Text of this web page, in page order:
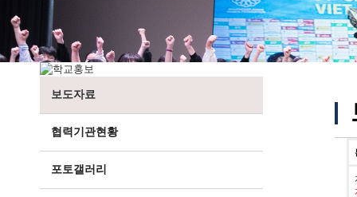
위치/전화
전경사진
보도자료
협력기관현황
포토갤러리